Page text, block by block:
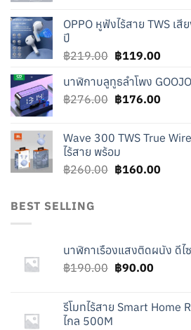
฿240.00.฿
OPPO หูฟังไร้สาย TWS เ
ปี
฿219.00 Original
was:
฿219.00.
฿119.00Current
is:
฿
นาฬิกาบลูทูธลำโพง
฿276.00 Original
฿276.00.
฿176.00Current
฿
Wave 300 TWS True
ไร้สาย พร้อม
฿260.00 Original
฿160.00Current
BEST SELLING
นาฬิกาเรืองแสงติดผนัง ดี
฿190.00 Original
฿190.00.
฿90.00Current
฿
รีโมทไร้สาย Smart Home
ไกล 500M